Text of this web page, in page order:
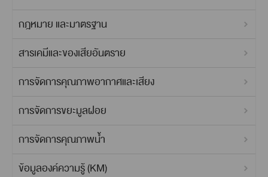
กฎหมาย และมาตรฐาน
สารเคมีและของเสียอันตราย
การจัดการคุณภาพอากาศและเสียง
การจัดการขยะมูลฝอย
การจัดการคุณภาพน้ำ
ข้อมูลองค์ความรู้ (KM)